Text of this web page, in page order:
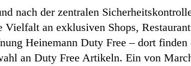
nach der zentralen
Vielfalt an exklusiven Shops,
Heinemann Duty Free – dort
an Duty Free Artikeln. Ein von